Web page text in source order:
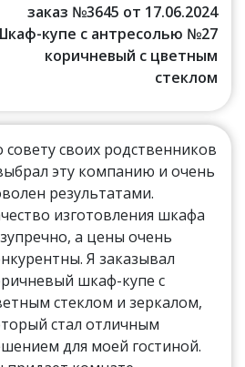
заказ №3645 от 17.06.2024
купе с антресолью №27
коричневый с цветным
стеклом
совету своих родственников
эту компанию и очень
результатами.
изготовления шкафа
а цены очень
Я заказывал
шкаф-купе с
стеклом и зеркалом,
стал отличным
для моей гостиной.